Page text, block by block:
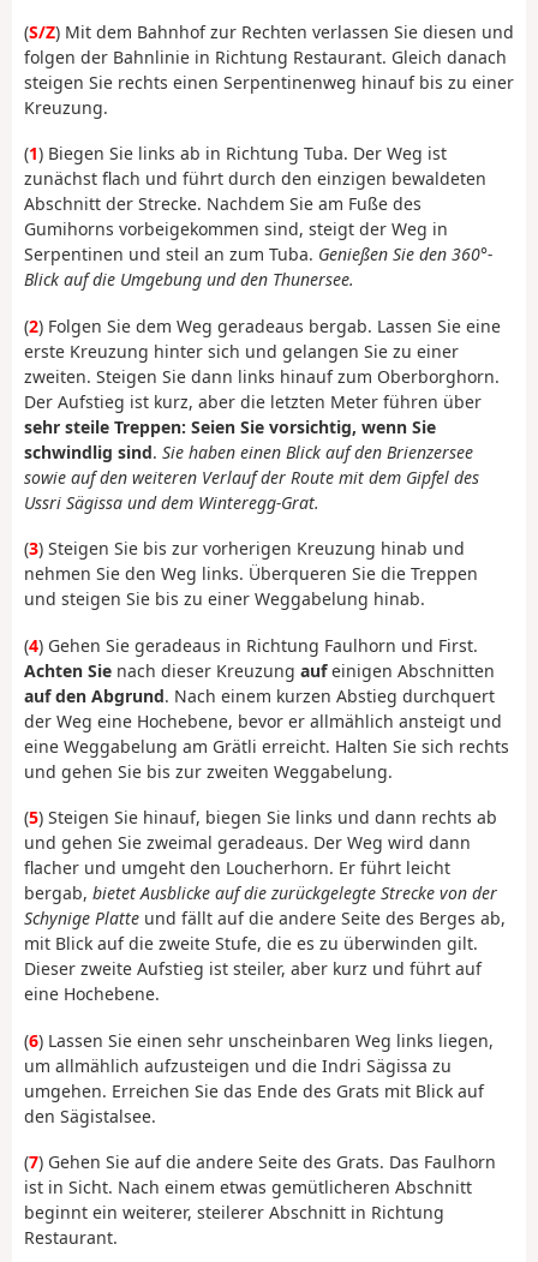
(S/Z) Mit dem Bahnhof zur Rechten verlassen Sie diesen und
folgen der Bahnlinie in Richtung Restaurant. Gleich danach
steigen Sie rechts einen Serpentinenweg hinauf bis zu einer
Kreuzung.
(1) Biegen Sie links ab in Richtung Tuba. Der Weg ist
zunächst flach und führt durch den einzigen bewaldeten
Abschnitt der Strecke. Nachdem Sie am Fuße des
Gumihorns vorbeigekommen sind, steigt der Weg in
Serpentinen und steil an zum Tuba. Genießen Sie den 360°-
Blick auf die Umgebung und den Thunersee.
(2) Folgen Sie dem Weg geradeaus bergab. Lassen Sie eine
erste Kreuzung hinter sich und gelangen Sie zu einer
zweiten. Steigen Sie dann links hinauf zum Oberborghorn.
Der Aufstieg ist kurz, aber die letzten Meter führen über
sehr steile Treppen: Seien Sie vorsichtig, wenn Sie
schwindlig sind. Sie haben einen Blick auf den Brienzersee
sowie auf den weiteren Verlauf der Route mit dem Gipfel des
Ussri Sägissa und dem Winteregg-Grat.
(3) Steigen Sie bis zur vorherigen Kreuzung hinab und
nehmen Sie den Weg links. Überqueren Sie die Treppen
und steigen Sie bis zu einer Weggabelung hinab.
(4) Gehen Sie geradeaus in Richtung Faulhorn und First.
Achten Sie nach dieser Kreuzung aufeinigen Abschnitten
auf den Abgrund. Nach einem kurzen Abstieg durchquert
der Weg eine Hochebene, bevor er allmählich ansteigt und
eine Weggabelung am Grätli erreicht. Halten Sie sich rechts
und gehen Sie bis zur zweiten Weggabelung.
(5) Steigen Sie hinauf, biegen Sie links und dann rechts ab
und gehen Sie zweimal geradeaus. Der Weg wird dann
flacher und umgeht den Loucherhorn. Er führt leicht
bergab, bietet Ausblicke auf die zurückgelegte Strecke von der
Schynige Platte und fällt auf die andere Seite des Berges ab,
mit Blick auf die zweite Stufe, die es zu überwinden gilt.
Dieser zweite Aufstieg ist steiler, aber kurz und führt auf
eine Hochebene.
(6) Lassen Sie einen sehr unscheinbaren Weg links liegen,
um allmählich aufzusteigen und die Indri Sägissa zu
umgehen. Erreichen Sie das Ende des Grats mit Blick auf
den Sägistalsee.
(7) Gehen Sie auf die andere Seite des Grats. Das Faulhorn
ist in Sicht. Nach einem etwas gemütlicheren Abschnitt
beginnt ein weiterer, steilerer Abschnitt in Richtung
Restaurant.